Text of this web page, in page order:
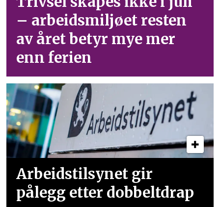
– arbeid­smiljøet resten
av året betyr mye mer
enn ferien
Arbeidstilsynet gir
pålegg etter dobbeltdrap